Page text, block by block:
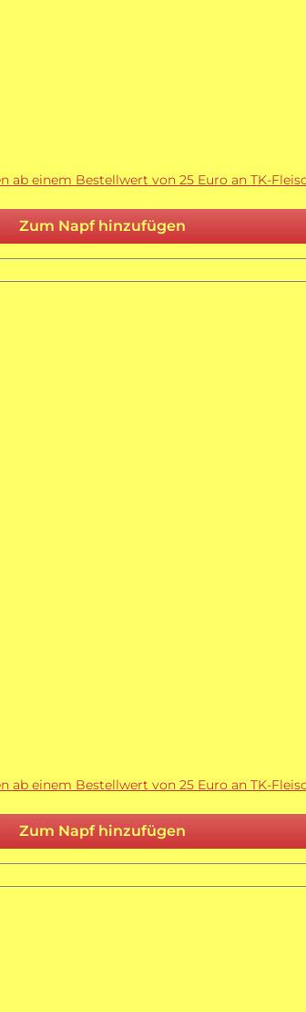
ab einem Bestellwert von 25 Euro an TK-
Zum Napf hinzufügen
ab einem Bestellwert von 25 Euro an TK-
Zum Napf hinzufügen